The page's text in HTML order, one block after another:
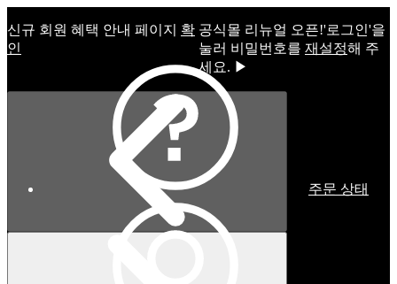
신규 회원 혜택 안내 페이지 확
인
공식몰 리뉴얼 오픈!ㅤ'로그인'을
눌러 비밀번호를 재설정해 주
세요. ▶
주문 상태